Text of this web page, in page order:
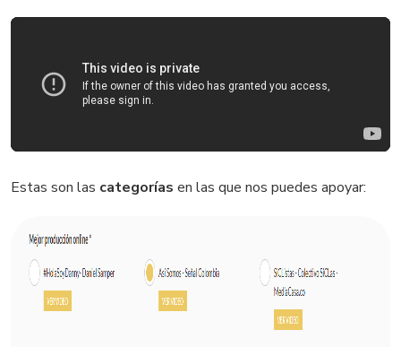
Estas son las categorías en las que nos puedes apoyar: